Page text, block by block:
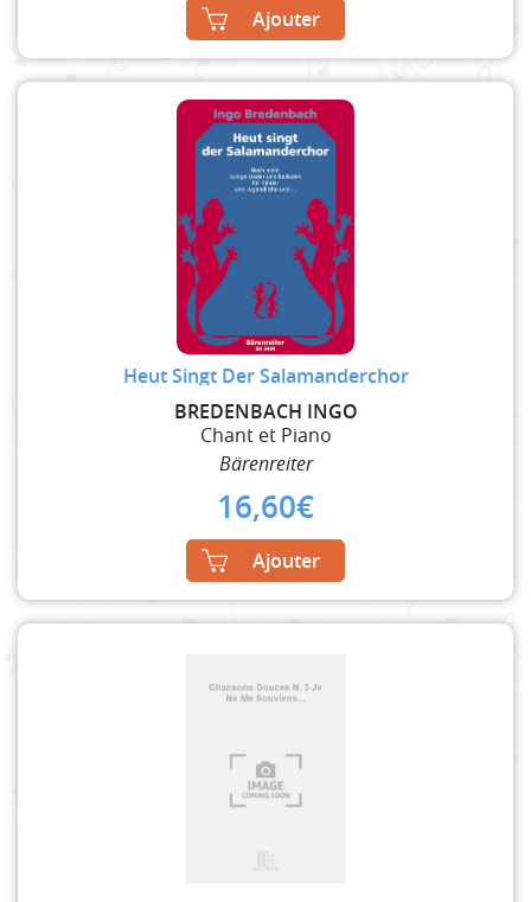
Ajouter
Heut Singt Der Salamanderchor
BREDENBACH INGO
Chant et Piano
Bärenreiter
16,60€
Ajouter